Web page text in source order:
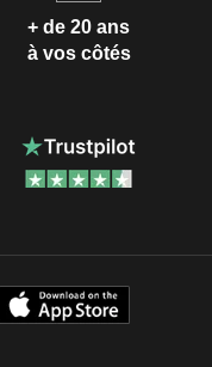
+ de 20 ans
à vos côtés